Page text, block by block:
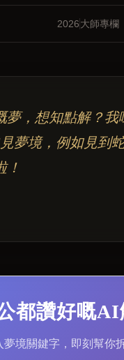
2026大師專欄
夢，想知點解？我
夢境，例如見到
！
都讚好嘅
夢境關鍵字，即刻幫你